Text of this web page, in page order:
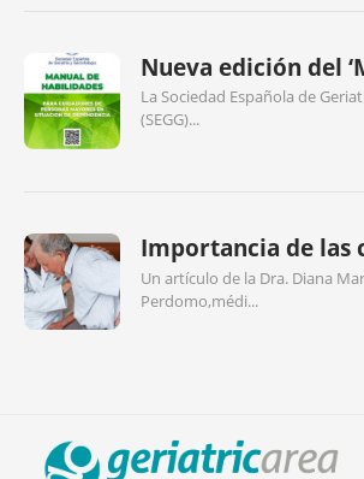
Nueva edición del
La Sociedad Española de
(SEGG)...
Importancia de las
Un artículo de la Dra. Diana
Perdomo,médi...